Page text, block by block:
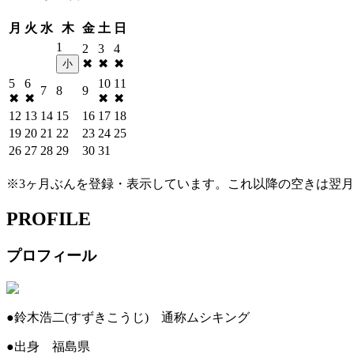
月 火 水 木 金 土 日
1
小
2
✖
3
✖
4
✖
5
✖
6
✖
7 8 9
10
✖
11
✖
12 13 14 15 16 17 18
19 20 21 22 23 24 25
26 27 28 29 30 31
※3ヶ月ぶんを登録・表示しています。これ以降の空きは翌月
PROFILE
プロフィール
●鈴木浩二(すずきこうじ) 通称ムシキング
●出身 福島県